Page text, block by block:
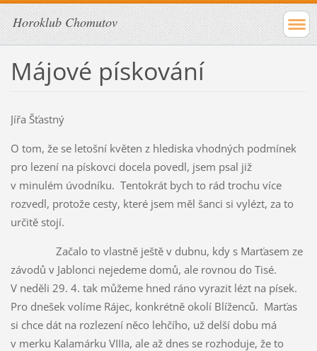
Horoklub Chomutov
Májové pískování
Jířa Šťastný
O tom, že se letošní květen z hlediska vhodných podmínek
pro lezení na pískovci docela povedl, jsem psal již
v minulém úvodníku. Tentokrát bych to rád trochu více
rozvedl, protože cesty, které jsem měl šanci si vylézt, za to
určitě stojí.
Začalo to vlastně ještě v dubnu, kdy s Marťasem ze
závodů v Jablonci nejedeme domů, ale rovnou do Tisé.
V neděli 29. 4. tak můžeme hned ráno vyrazit lézt na písek.
Pro dnešek volíme Rájec, konkrétně okolí Blíženců. Marťas
si chce dát na rozlezení něco lehčího, už delší dobu má
v merku Kalamárku VIIIa, ale až dnes se rozhoduje, že to